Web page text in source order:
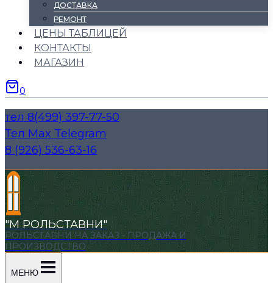
ДОСТАВКА
РЕМОНТ
ЦЕНЫ ТАБЛИЦЕЙ
КОНТАКТЫ
МАГАЗИН
0
тел 8(499) 397-77-50
Тел Max Telegram
8 (926) 536-63-16
"М РОЛЬСТАВНИ"
РОЛЬСТАВНИ НА ЗАКАЗ - ПРОДАЖА И
ПРОИЗВОДСТВО
МЕНЮ